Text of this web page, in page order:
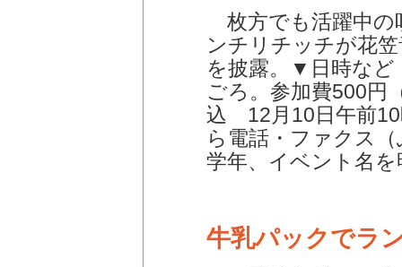
枚方でも活躍中の
ンチリチッチが花
を披露。▼日時な
ごろ。参加費500円
込 12月10日午前10
ら電話・ファクス
学年、イベント名
牛乳パックでラ